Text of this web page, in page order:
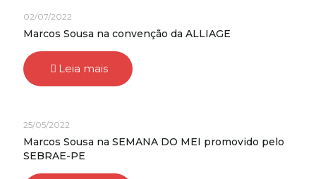
02/07/2022
Marcos Sousa na convenção da ALLIAGE
Leia mais
25/05/2022
Marcos Sousa na SEMANA DO MEI promovido pelo
SEBRAE-PE